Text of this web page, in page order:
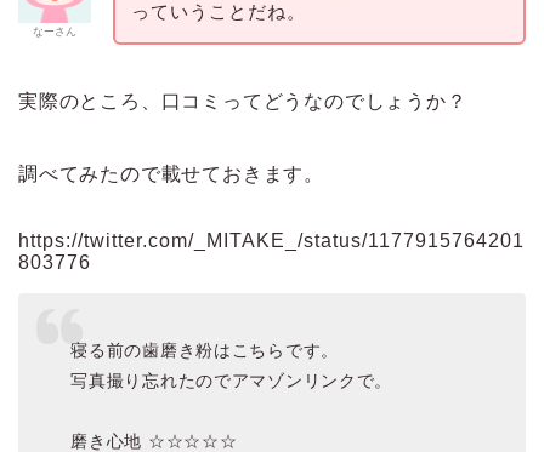
なーさん
っていうことだね。
実際のところ、口コミってどうなのでしょうか？
調べてみたので載せておきます。
https://twitter.com/_MITAKE_/status/1177915764201
803776
寝る前の歯磨き粉はこちらです。
写真撮り忘れたのでアマゾンリンクで。
磨き心地 ☆☆☆☆☆